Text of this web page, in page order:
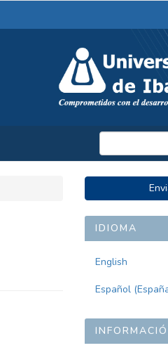
ENVIAR
UN
ARTÍCULO
IDIOMA
English
Español